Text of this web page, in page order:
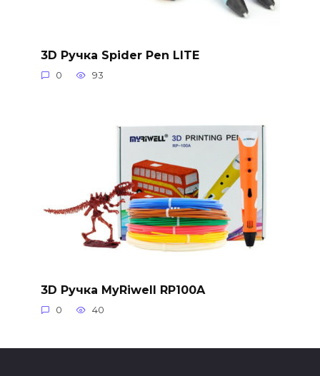
3D Ручка Spider Pen LITE
0 93
3D Ручка MyRiwell RP100A
0 40